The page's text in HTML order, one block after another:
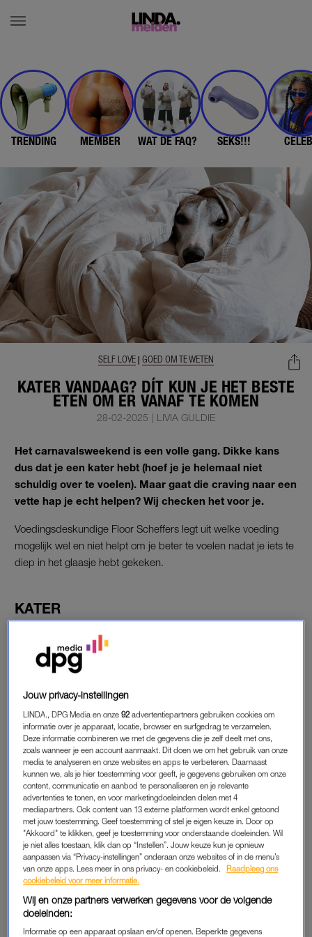
TRENDING MEMBER WAT DE FAQ? SEKS!!!
KATER VANDAAG? DÍT KUN JE HET BESTE
ETEN OM ER VANAF TE KOMEN
SELF LOVE | GOED OM TE WETEN
28-02-2025 | LIVIA GULDIE
Het carnavalsweekend is een volle gang. Dikke kans
dus dat je een kater hebt (hoef je je helemaal niet
schuldig over te voelen). Maar gaat die craving naar een
vette hap je echt helpen? Wij checken het voor je.
Voedingsdeskundige Floor Scheffers legt uit welke voeding
mogelijk wel en niet helpt om je beter te voelen nadat je iets te
diep in het glaasje hebt gekeken.
KATER
legt het uit: “Als je alcohol drinkt, is je lever bezig met het
afbreken van deze alcohol. Het is eigenlijk vergif voor je
lichaam”, vertelt ze. “Alcohol heeft voorrang op alles wat je
lichaam doet. Daardoor gaat je bloedsuikerspiegel naar
beneden. Hoe snel dat gaat, verschilt per persoon en wat je
drinkt, maar wat je wel merkt is dat je veel trek krijgt.”
Door je lage bloedsuikerspiegel ben je sneller geneigd te eten.
“Je lichaam wil het namelijk weer omhoog zien.” Vet eten is
volgens de voedingsdeskundige alleen niet de beste manier
om van je kater af te komen. “Ik zou wel aanraden om in ieder
geval iets te eten. Zeker als je net thuiskomt van een feestje. Er
wordt vaak gezegd dat je een ‘hypo’ hebt met een kater; een
laag niveau van glucose. Dat is de reden dat we snel naar de
snackbar gaan, maar dat is een extreem geval.”
GEZOND
Jouw privacy-instellingen
LINDA., DPG Media en onze92 advertentiepartners gebruiken cookies om
informatie over je apparaat, locatie, browser en surfgedrag te verzamelen.
Deze informatie combineren we met de gegevens die je zelf deelt met ons,
zoals wanneer je een account aanmaakt. Dit doen we om het gebruik van onze
media te analyseren en onze websites en apps te verbeteren. Daarnaast
kunnen we, als je hier toestemming voor geeft, je gegevens gebruiken om onze
content, communicatie en aanbod te personaliseren en je relevante
advertenties te tonen, en voor marketingdoeleinden delen met 4
mediapartners. Ook content van 13 externe platformen wordt enkel getoond
met jouw toestemming. Geef toestemming of stel je eigen keuze in. Door op
"Akkoord" te klikken, geef je toestemming voor onderstaande doeleinden. Wil
je niet alles toestaan, klik dan op “Instellen”. Jouw keuze kun je opnieuw
aanpassen via “Privacy-instellingen” onderaan onze websites of in de menu’s
van onze apps. Lees meer in ons privacy- en cookiebeleid.
Raadpleeg ons
cookiebeleid voor meer informatie.
Wij en onze partners verwerken gegevens voor de volgende
doeleinden:
Informatie op een apparaat opslaan en/of openen. Beperkte gegevens